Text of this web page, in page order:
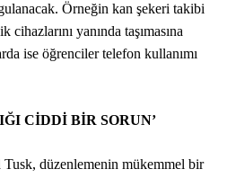
Örneğin kan şekeri takibi
yanında taşımasına
ise öğrenciler telefon kullanımı
CİDDİ BİR SORUN’
Tusk, düzenlemenin mükemmel bir